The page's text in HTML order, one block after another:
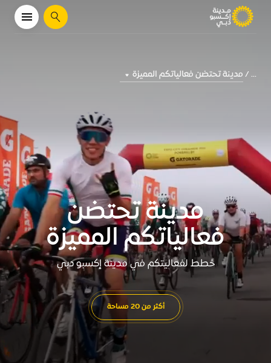
يبحث
... مدينة تحتضن فعالياتكم المميزة
مدينة تحتضن
فعالياتكم المميزة
خطط لفعاليتكم في مدينة إكسبو دبي
أكثر من 20 مساحة